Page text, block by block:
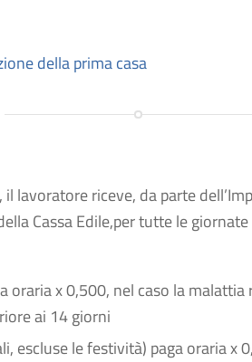
della prima casa
lavoratore riceve, da parte
Cassa Edile,per tutte le
oraria x 0,500, nel caso la
ai 14 giorni
escluse le festività) paga oraria x